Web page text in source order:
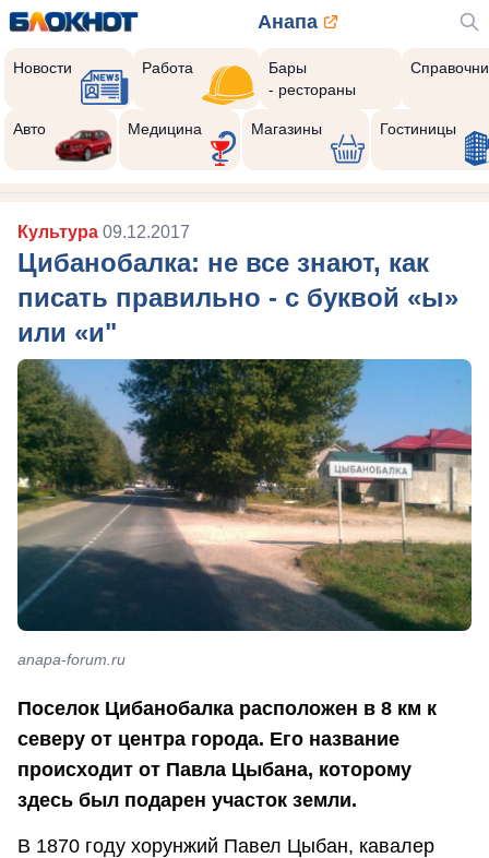
Анапа
Новости Работа
Бары
- рестораны
Авто Медицина Магазины Гостиницы
Культура 09.12.2017
Цибанобалка: не все знают, как
писать правильно - с буквой «ы»
или «и"
anapa-forum.ru
Поселок Цибанобалка расположен в 8 км к
северу от центра города. Его название
происходит от Павла Цыбана, которому
здесь был подарен участок земли.
В 1870 году хорунжий Павел Цыбан, кавалер